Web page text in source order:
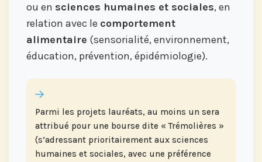
ou en sciences humaines et sociales, en
relation avec le comportement
alimentaire (sensorialité, environnement,
éducation, prévention, épidémiologie).
Parmi les projets lauréats, au moins un sera
attribué pour une bourse dite « Trémolières »
(s’adressant prioritairement aux sciences
humaines et sociales, avec une préférence